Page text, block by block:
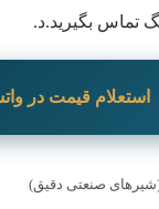
تماس بگیرید.د.
استعلام قیمت در
(شیرهای صنعتی دقیق)